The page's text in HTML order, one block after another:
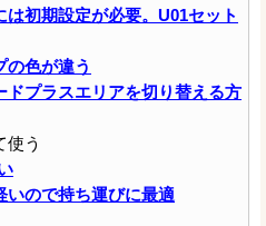
は初期設定が必要。U01セット
の色が違う
ドプラスエリアを切り替える方
使う
いので持ち運びに最適